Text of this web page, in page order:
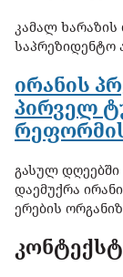
კამალ ხარაზის
საპრეზიდენტო
ირანის
პირველ
გასულ
დაემუქრა
ერების